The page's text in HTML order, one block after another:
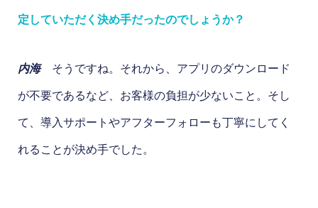
定していただく決め手だったのでしょうか？
内海そうですね。それから、アプリのダウンロード
が不要であるなど、お客様の負担が少ないこと。そし
て、導入サポートやアフターフォローも丁寧にしてく
れることが決め手でした。